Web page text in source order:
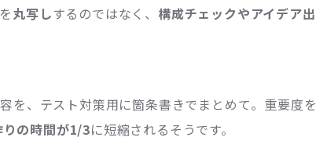
丸写しするのではなく、 構成チェックやアイデア出
を、テスト対策用に箇条書きでまとめて。重要度を
りの時間が1/3に短縮されるそうです。